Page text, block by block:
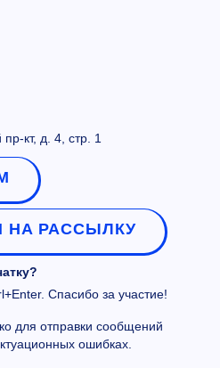
кт, д. 4, стр. 1
НА РАССЫЛКУ
Спасибо за участие!
для отправки сообщений
ошибках.